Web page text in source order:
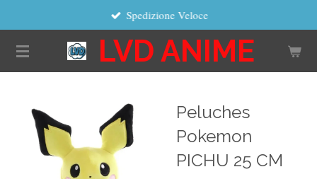
contenuto
principale
LVD ANIME
Spedizione Veloce
Peluches
Pokemon
PICHU 25 CM